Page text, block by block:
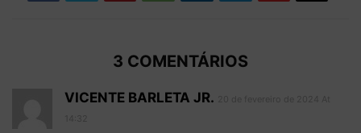
3 COMENTÁRIOS
VICENTE BARLETA JR.